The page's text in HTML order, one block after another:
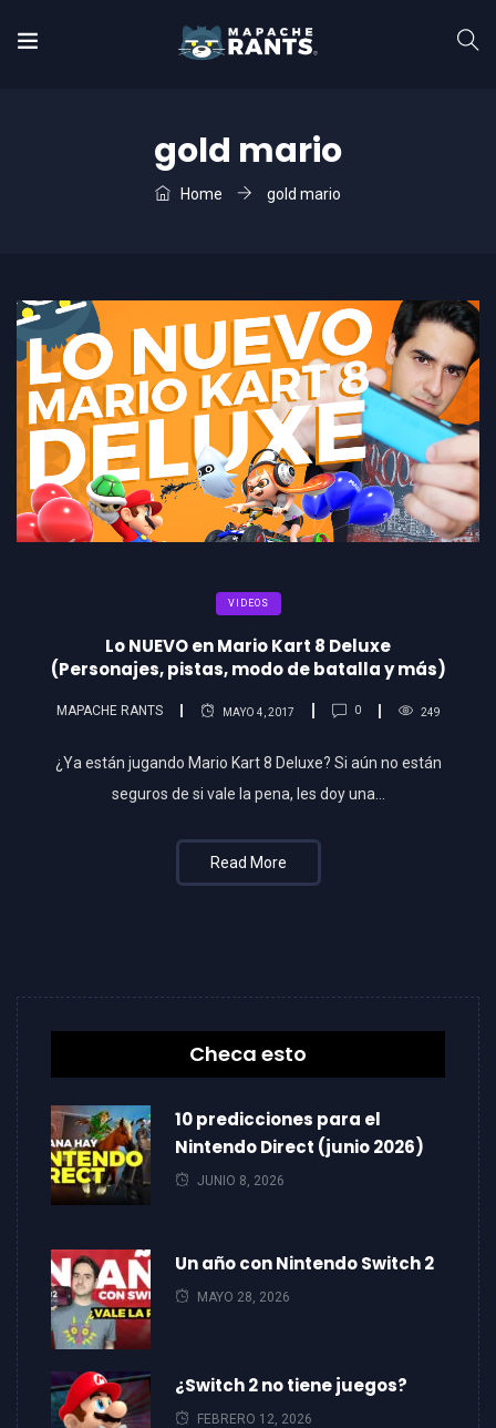
gold mario
Home gold mario
VIDEOS
Lo NUEVO en Mario Kart 8 Deluxe
(Personajes, pistas, modo de batalla y más)
MAPACHE RANTS MAYO 4, 2017 0 249
¿Ya están jugando Mario Kart 8 Deluxe? Si aún no están
seguros de si vale la pena, les doy una…
Read More
Checa esto
10 predicciones para el
Nintendo Direct (junio 2026)
JUNIO 8, 2026
Un año con Nintendo Switch 2
MAYO 28, 2026
¿Switch 2 no tiene juegos?
FEBRERO 12, 2026